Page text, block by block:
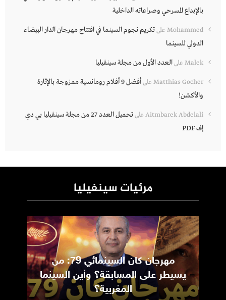
بالإبداع المسرحي وصراعاته الداخلية
Mohammed علىتكريم نجوم السينما في افتتاح مهرجان الدار البيضاء
الدولي للسينما
Malek علىالعدد الأول من مجلة سينفيليا
Matthias Gocher على
أفضل 9 أفلام رومانسية ممزوجة بالإثارة
والأكشن!
Aitmbarek Abdelali على
تحميل العدد 27 من مجلة سينفيليا بي دي
إف PDF
مرئيات سينفيليا
مهرجان كان السينمائي 79: من
يسيطر على المسابقة؟ وأين السينما
المغربية؟